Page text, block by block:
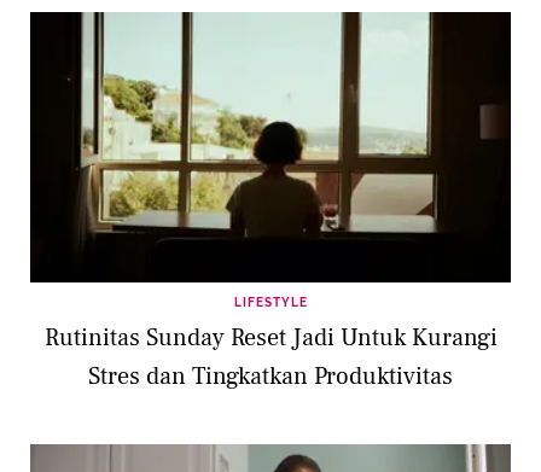
LIFESTYLE
Rutinitas Sunday Reset Jadi Untuk Kurangi
Stres dan Tingkatkan Produktivitas